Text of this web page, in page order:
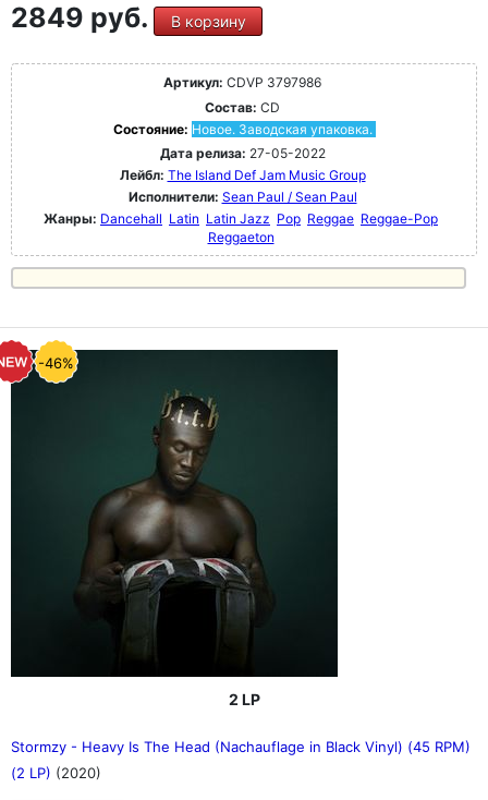
2849 руб. В корзину
Артикул: CDVP 3797986
Состав: CD
Состояние: Новое. Заводская упаковка.
Дата релиза: 27-05-2022
Лейбл: The Island Def Jam Music Group
Исполнители: Sean Paul / Sean Paul
Жанры: Dancehall Latin Latin Jazz Pop Reggae Reggae-Pop
Reggaeton
-46%
2 LP
Stormzy - Heavy Is The Head (Nachauflage in Black Vinyl) (45 RPM)
(2 LP) (2020)